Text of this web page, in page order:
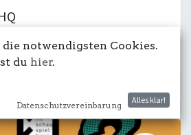
notwendigsten Cookies.
du hier.
Datenschutzvereinbarung
Alles klar!